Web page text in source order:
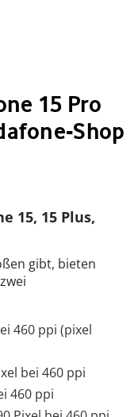
15 Pro
Shop
15, 15 Plus,
gibt, bieten
460 ppi (pixel
bei 460 ppi
460 ppi